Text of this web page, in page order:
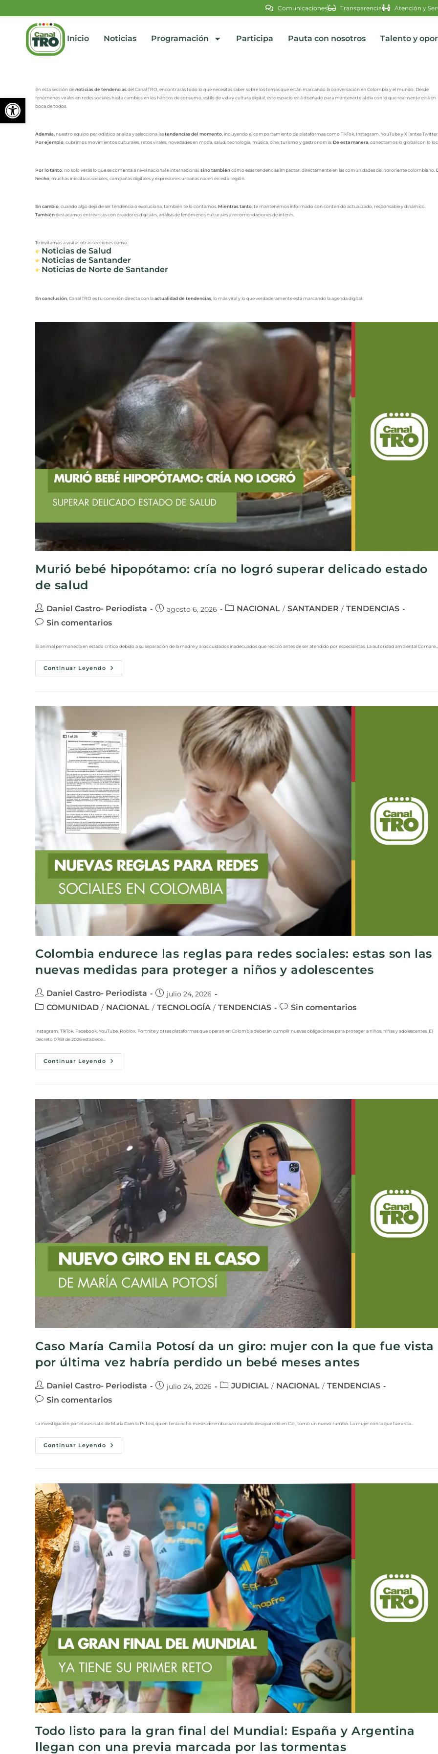
Abrir barra de herramientas
Comunicaciones Transparencia Atención y
Inicio Noticias Programación Participa Pauta con nosotros Talento y
En esta sección denoticias de tendenciasdel Canal TRO, encontrarás todo lo que necesitas saber sobre los temas que están marcando la conversación en Colombia y el mundo. Desde
fenómenos virales en redes sociales hasta cambios en los hábitos de consumo, estilo de vida y cultura digital, este espacio está diseñado para mantenerte al día con lo que realmente está en
boca de todos.
Además , nuestro equipo periodístico analiza y selecciona lastendencias del momento , incluyendo el comportamiento de plataformas como TikTok, Instagram, YouTube y X (antes
Por ejemplo , cubrimos movimientos culturales, retos virales, novedades en moda, salud, tecnología, música, cine, turismo y gastronomía. De esta manera , conectamos lo global con lo
Por lo tanto , no solo verás lo que se comenta a nivel nacional e internacional, sino tambiéncómo esas tendencias impactan directamente en las comunidades del nororiente colombiano.
hecho , muchas iniciativas sociales, campañas digitales y expresiones urbanas nacen en esta región.
En cambio , cuando algo deja de ser tendencia o evoluciona, también te lo contamos. Mientras tanto , te mantenemos informado con contenido actualizado, responsable y dinámico.
Tambiéndestacamos entrevistas con creadores digitales, análisis de fenómenos culturales y recomendaciones de interés.
Te invitamos a visitar otras secciones como:
Noticias de Salud
Noticias de Santander
Noticias de Norte de Santander
En conclusión , Canal TRO es tu conexión directa con laactualidad de tendencias , lo más viral y lo que verdaderamente está marcando la agenda digital.
Murió bebé hipopótamo: cría no logró superar delicado estado
de salud
Daniel Castro- Periodista agosto 6, 2026 NACIONAL / SANTANDER / TENDENCIAS
Sin comentarios
El animal permanecía en estado crítico debido a su separación de la madre y a los cuidados inadecuados que recibió antes de ser atendido por especialistas. La autoridad ambiental Cornare…
Continuar Leyendo
Colombia endurece las reglas para redes sociales: estas son las
nuevas medidas para proteger a niños y adolescentes
Daniel Castro- Periodista julio 24, 2026
COMUNIDAD / NACIONAL / TECNOLOGÍA / TENDENCIAS Sin comentarios
Instagram, TikTok, Facebook, YouTube, Roblox, Fortnite y otras plataformas que operan en Colombia deberán cumplir nuevas obligaciones para proteger a niños, niñas y adolescentes. El
Decreto 0769 de 2026 establece…
Continuar Leyendo
Caso María Camila Potosí da un giro: mujer con la que fue vista
por última vez habría perdido un bebé meses antes
Daniel Castro- Periodista julio 24, 2026 JUDICIAL / NACIONAL / TENDENCIAS
Sin comentarios
La investigación por el asesinato de María Camila Potosí, quien tenía ocho meses de embarazo cuando desapareció en Cali, tomó un nuevo rumbo. La mujer con la que fue vista…
Continuar Leyendo
Todo listo para la gran final del Mundial: España y Argentina
llegan con una previa marcada por las tormentas